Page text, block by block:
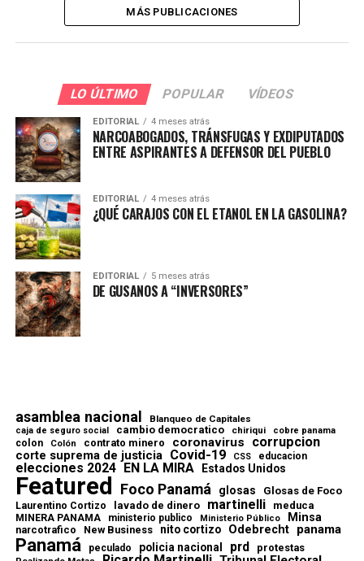
MÁS PUBLICACIONES
LO ÚLTIMO POPULAR VÍDEOS
EDITORIAL 4 meses atrás
NARCOABOGADOS, TRÁNSFUGAS Y EXDIPUTADOS
ENTRE ASPIRANTES A DEFENSOR DEL PUEBLO
EDITORIAL 4 meses atrás
¿QUÉ CARAJOS CON EL ETANOL EN LA GASOLINA?
EDITORIAL 5 meses atrás
DE GUSANOS A “INVERSORES”
asamblea nacional Blanqueo de Capitales
caja de seguro social cambio democratico chiriqui cobre panama
colon Colón contrato minero coronavirus corrupcion
corte suprema de justicia Covid-19 CSS educacion
elecciones 2024 EN LA MIRA Estados Unidos
Featured Foco Panamá glosas Glosas de Foco
Laurentino Cortizo lavado de dinero martinelli meduca
MINERA PANAMA ministerio publico Ministerio Público Minsa
narcotrafico New Business nito cortizo Odebrecht panama
Panamá peculado policia nacional prd protestas